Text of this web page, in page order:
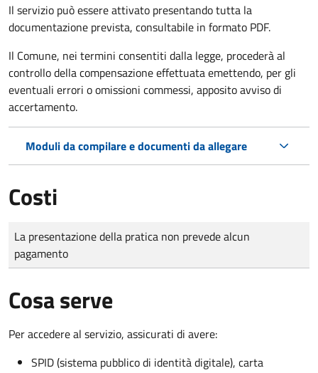
Il servizio può essere attivato presentando tutta la
documentazione prevista, consultabile in formato PDF.
Il Comune, nei termini consentiti dalla legge, procederà al
controllo della compensazione effettuata emettendo, per gli
eventuali errori o omissioni commessi, apposito avviso di
accertamento.
Moduli da compilare e documenti da allegare
Costi
Tipo di pagamento
Importo
La presentazione della pratica non prevede alcun
pagamento
Cosa serve
Per accedere al servizio, assicurati di avere:
SPID (sistema pubblico di identità digitale), carta